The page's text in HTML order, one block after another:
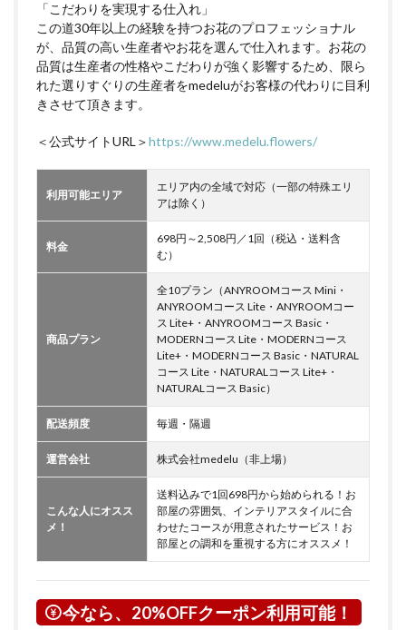
「こだわりを実現する仕入れ」
この道30年以上の経験を持つお花のプロフェッショナル
が、品質の高い生産者やお花を選んで仕入れます。お花の
品質は生産者の性格やこだわりが強く影響するため、限ら
れた選りすぐりの生産者をmedeluがお客様の代わりに目利
きさせて頂きます。
＜公式サイトURL＞https://www.medelu.flowers/
利用可能エリア
エリア内の全域で対応（一部の特殊エリ
アは除く）
料金
698円～2,508円／1回（税込・送料含
む）
商品プラン
全10プラン（ANYROOMコース Mini・
ANYROOMコース Lite・ANYROOMコー
ス Lite+・ANYROOMコース Basic・
MODERNコース Lite・MODERNコース
Lite+・MODERNコース Basic・NATURAL
コース Lite・NATURALコース Lite+・
NATURALコース Basic）
配送頻度 毎週・隔週
運営会社 株式会社medelu（非上場）
こんな人にオスス
メ！
送料込みで1回698円から始められる！お
部屋の雰囲気、インテリアスタイルに合
わせたコースが用意されたサービス！お
部屋との調和を重視する方にオススメ！
今なら、20%OFFクーポン利用可能！